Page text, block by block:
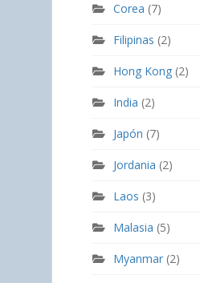
Corea (7)
Filipinas (2)
Hong Kong (2)
India (2)
Japón (7)
Jordania (2)
Laos (3)
Malasia (5)
Myanmar (2)